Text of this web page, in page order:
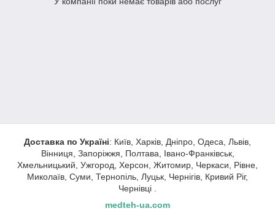
Доставка по Україні: Київ, Харків, Дніпро, Одеса, Львів,
Вінниця, Запоріжжя, Полтава, Івано-Франківськ,
Хмельницький, Ужгород, Херсон, Житомир, Черкаси, Рівне,
Миколаїв, Суми, Тернопіль, Луцьк, Чернігів, Кривий Ріг,
Чернівці .
medteh-ua.com